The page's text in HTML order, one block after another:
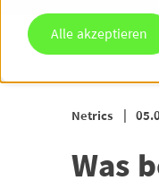
Alle akzeptieren
Netrics
Was